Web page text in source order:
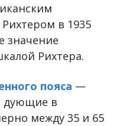
в 1935
значение
Рихтера.
пояса —
дующие в
между 35 и 65